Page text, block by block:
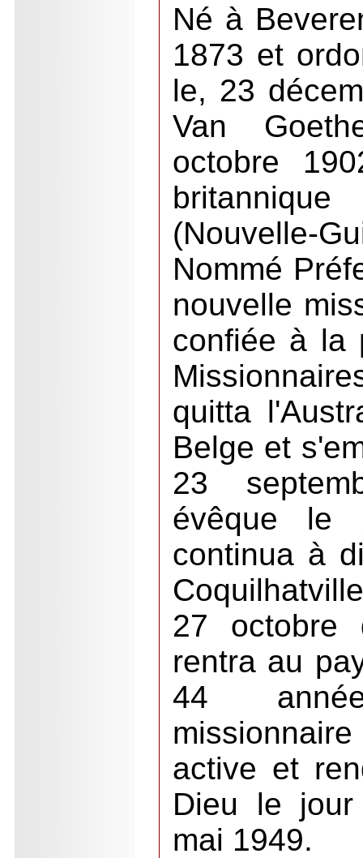
Né à
1873 et
le, 23
Van
octobre
(Nouvelle-
Nommé
nouvelle
confiée à la
quitta
Belge et
23
évêque le
continua à
27 octobre
rentra au
44
active et
Dieu le jour
mai 1949.